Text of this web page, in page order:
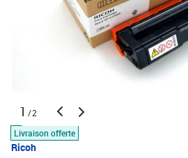
1 /2
Livraison offerte
Ricoh